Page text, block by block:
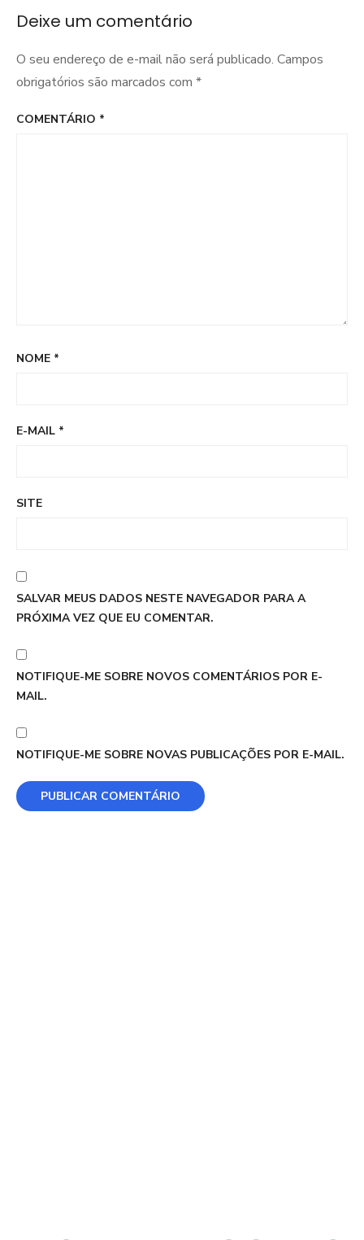
Deixe um comentário
O seu endereço de e-mail não será publicado. Campos
obrigatórios são marcados com *
COMENTÁRIO *
NOME *
E-MAIL *
SITE
SALVAR MEUS DADOS NESTE NAVEGADOR PARA A
PRÓXIMA VEZ QUE EU COMENTAR.
NOTIFIQUE-ME SOBRE NOVOS COMENTÁRIOS POR E-
MAIL.
NOTIFIQUE-ME SOBRE NOVAS PUBLICAÇÕES POR E-MAIL.